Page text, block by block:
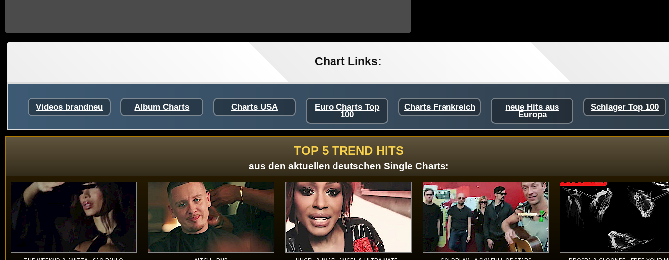
Chart Links:
Videos brandneu Album Charts Charts USA Euro Charts Top
100
Charts Frankreich neue Hits aus
Europa
Schlager Top 100
TOP 5 TREND HITS
aus den aktuellen deutschen Single Charts: